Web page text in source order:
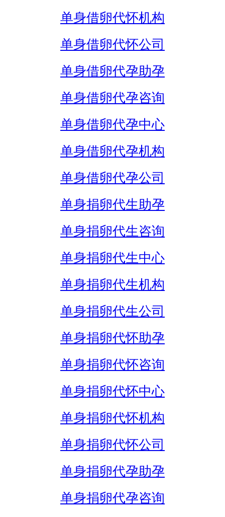
单身借卵代怀机构
单身借卵代怀公司
单身借卵代孕助孕
单身借卵代孕咨询
单身借卵代孕中心
单身借卵代孕机构
单身借卵代孕公司
单身捐卵代生助孕
单身捐卵代生咨询
单身捐卵代生中心
单身捐卵代生机构
单身捐卵代生公司
单身捐卵代怀助孕
单身捐卵代怀咨询
单身捐卵代怀中心
单身捐卵代怀机构
单身捐卵代怀公司
单身捐卵代孕助孕
单身捐卵代孕咨询